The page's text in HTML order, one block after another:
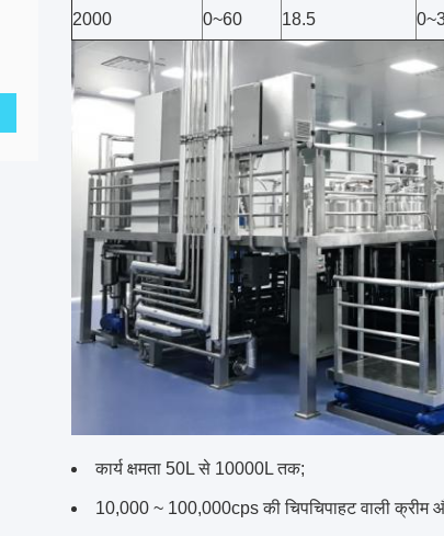
2000 0~60 18.5
कार्य क्षमता 50L से 10000L तक;
10,000 ~ 100,000cps की चिपचिपाहट वाली क्रीम